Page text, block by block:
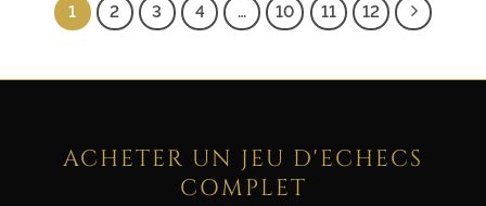
1 2 3 4 … 10 11 12
ACHETER UN JEU D'ECHECS
COMPLET